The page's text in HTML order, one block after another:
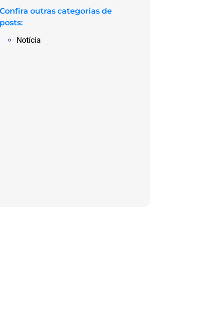
Confira outras categorias de
posts:
Notícia